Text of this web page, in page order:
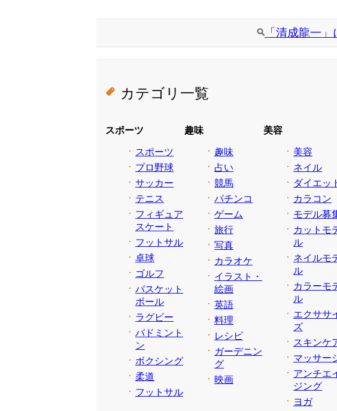
「清成龍一
カテゴリ一覧
スポーツ
スポーツ
プロ野球
サッカー
テニス
フィギュア
スケート
フットサル
卓球
ゴルフ
バスケット
ボール
ラグビー
バドミント
ン
ボクシング
柔道
フットサル
趣味
趣味
占い
競馬
パチンコ
ゲーム
旅行
写真
カラオケ
イラスト・
絵画
英語
料理
レシピ
ガーデニン
グ
映画
美容
美容
ネイル
ダイエッ
カラコン
モデル募
カットモ
ル
ネイルモ
ル
カラーモ
ル
エクササ
ズ
スキンケ
マッサー
アンチエ
ジング
ヨガ